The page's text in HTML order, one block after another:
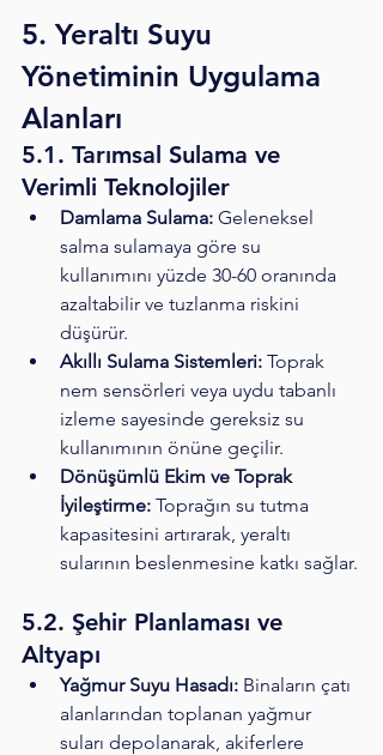
5. Yeraltı Suyu
Yönetiminin Uygulama
Alanları
5.1. Tarımsal Sulama ve
Verimli Teknolojiler
Damlama Sulama: Geleneksel
salma sulamaya göre su
kullanımını yüzde 30-60 oranında
azaltabilir ve tuzlanma riskini
düşürür.
Akıllı Sulama Sistemleri: Toprak
nem sensörleri veya uydu tabanlı
izleme sayesinde gereksiz su
kullanımının önüne geçilir.
Dönüşümlü Ekim ve Toprak
İyileştirme: Toprağın su tutma
kapasitesini artırarak, yeraltı
sularının beslenmesine katkı sağlar.
5.2. Şehir Planlaması ve
Altyapı
Yağmur Suyu Hasadı: Binaların çatı
alanlarından toplanan yağmur
suları depolanarak, akiferlere